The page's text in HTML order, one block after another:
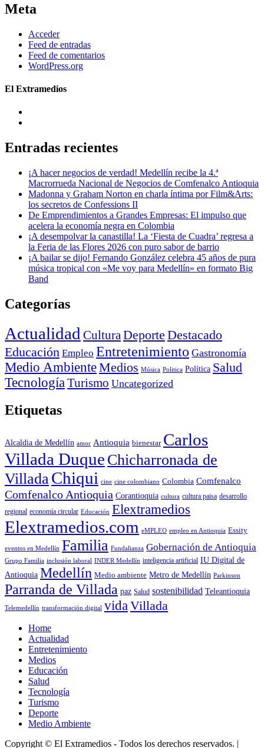
Meta
Acceder
Feed de entradas
Feed de comentarios
WordPress.org
El Extramedios
Entradas recientes
¡A hacer negocios de verdad! Medellín recibe la 4.ª
Macrorrueda Nacional de Negocios de Comfenalco Antioquia
Madonna y Graham Norton en charla íntima por Film&Arts:
los secretos de Confessions II
De Emprendimientos a Grandes Empresas: El impulso que
acelera la economía negra en Colombia
¡A desempolvar la canastilla! La ‘Fiesta de Cuadra’ regresa a
la Feria de las Flores 2026 con puro sabor de barrio
¡A bailar se dijo! Fernando González celebra 45 años de pura
música tropical con «Me voy para Medellín» en formato Big
Band
Categorías
Actualidad CulturaDeporte Destacado
Educación Empleo Entretenimiento Gastronomía
Medio AmbienteMedios Música Politica Política Salud
Tecnología Turismo Uncategorized
Etiquetas
Alcaldia de Medellín amor Antioquia bienestar Carlos
Villada Duque Chicharronada de
Villada Chiqui cine cine colombiano Colombia Comfenalco
Comfenalco Antioquia Corantioquia cultura cultura paisa desarrollo
regional economía circular Educación Elextramedios
Elextramedios.com eMPLEO empleo en Antioquia Essity
eventos en Medellín Familia Fundalianza Gobernación de Antioquia
Grupo Familia inclusión laboral INDER Medellín inteligencia artificial IU Digital de
Antioquia Medellín Medio ambiente Metro de Medellín Parkinson
Parranda de Villada paz Salud sostenibilidad Teleantioquia
Telemedellín transformación digital vida Villada
Home
Actualidad
Entretenimiento
Medios
Educación
Salud
Tecnología
Turismo
Deporte
Medio Ambiente
Copyright © El Extramedios - Todos los derechos reservados. |